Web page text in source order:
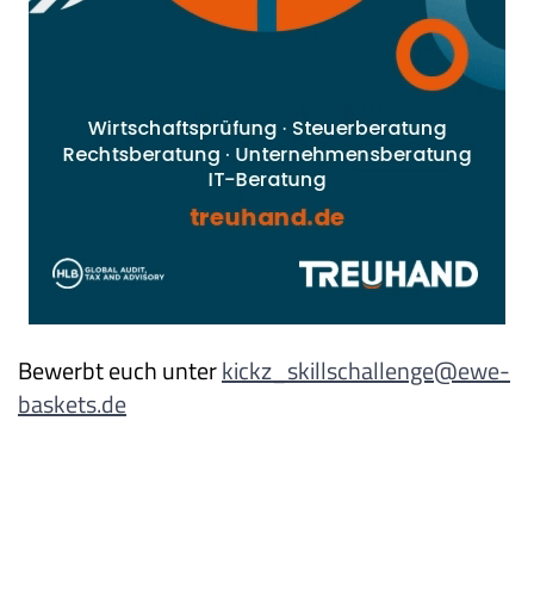
Bewerbt euch unterkickz_skillschallenge@ewe-
baskets.de